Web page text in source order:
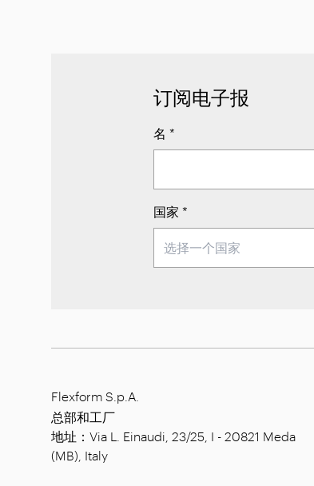
订阅电子报
名 *
国家 *
Flexform S.p.A.
总部和工厂
地址：Via L. Einaudi, 23/25, I - 20821 Meda
(MB), Italy